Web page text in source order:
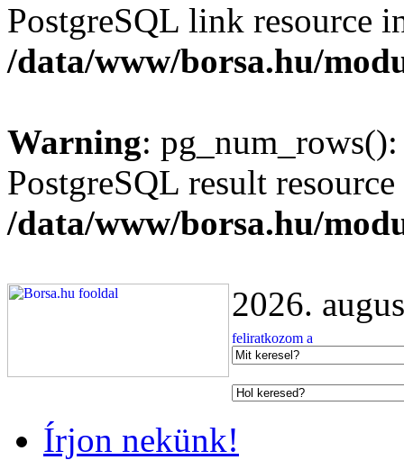
PostgreSQL link resource
/data/www/borsa.hu/
Warning:
PostgreSQL result
/data/www/borsa.hu/
2026.
Írjon nekünk!